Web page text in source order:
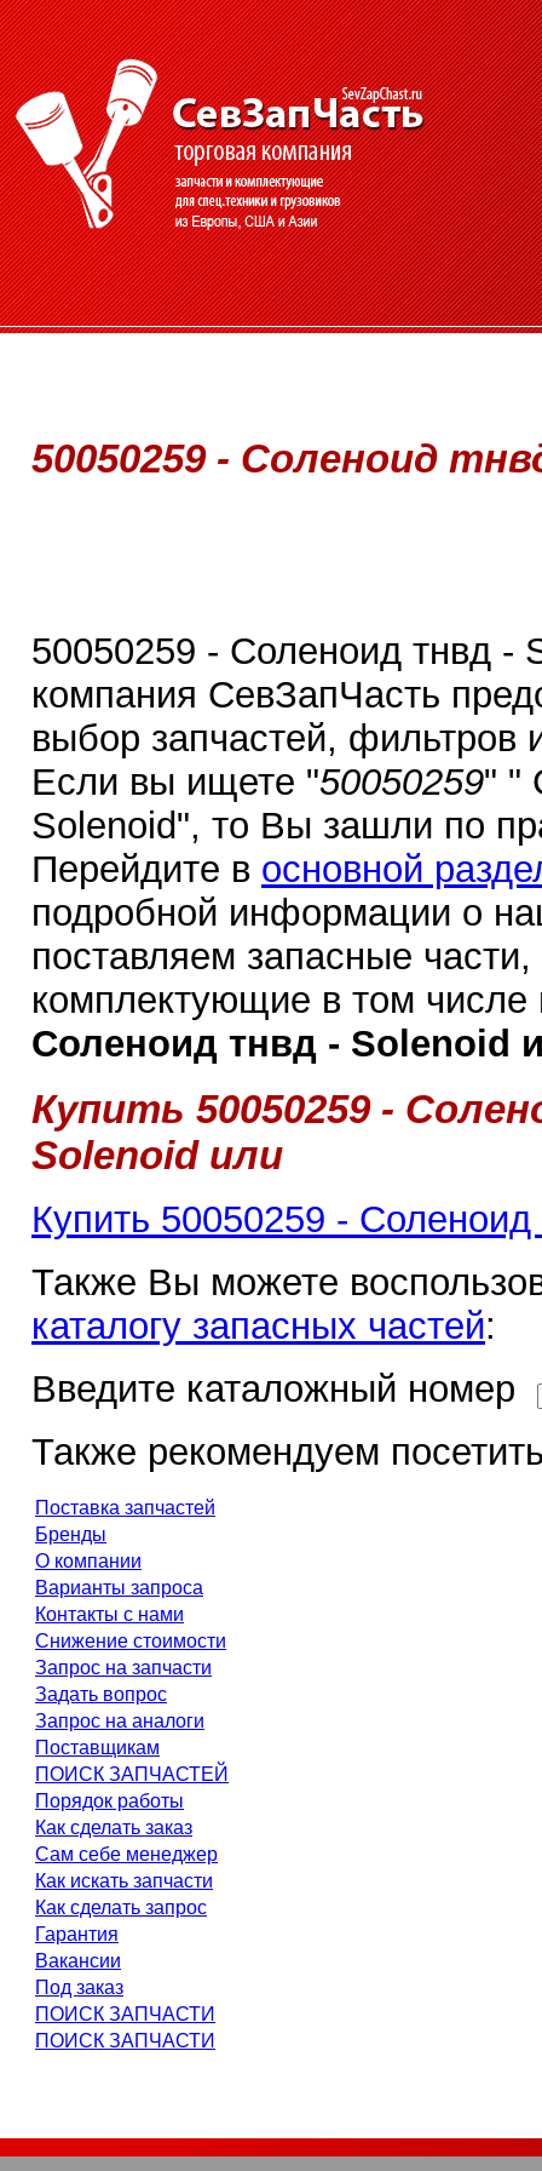
50050259 - Соленоид
50050259 - Соленоид тнвд -
компания СевЗапЧасть
выбор запчастей, фильтров
Если вы ищете "50050259" "
Solenoid", то Вы зашли по
Перейдите в основной
подробной информации о
поставляем запасные
комплектующие в том
Соленоид тнвд - Solenoid
Купить 50050259 -
Solenoid или
Купить 50050259 -
Также Вы можете
каталогу запасных частей:
Введите каталожный номер
Также рекомендуем
Поставка запчастей
Бренды
О компании
Варианты запроса
Контакты с нами
Снижение стоимости
Запрос на запчасти
Задать вопрос
Запрос на аналоги
Поставщикам
ПОИСК ЗАПЧАСТЕЙ
Порядок работы
Как сделать заказ
Сам себе менеджер
Как искать запчасти
Как сделать запрос
Гарантия
Вакансии
Под заказ
ПОИСК ЗАПЧАСТИ
ПОИСК ЗАПЧАСТИ